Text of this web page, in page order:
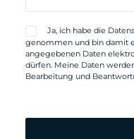
Ja, ich habe die
genommen und bin damit
angegebenen Daten
dürfen. Meine Daten
Bearbeitung und
lassen